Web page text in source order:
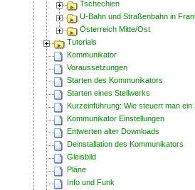
Tschechien
U-Bahn und Straßenbahn in
Österreich Mitte/Ost
Tutorials
Kommunikator
Voraussetzungen
Starten des Kommunikators
Starten eines Stellwerks
Kurzeinführung: Wie steuert man ein
Kommunikator Einstellungen
Entwerten alter Downloads
Deinstallation des Kommunikators
Gleisbild
Pläne
Info und Funk